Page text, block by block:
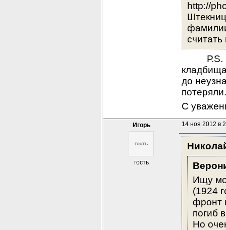
http://
Р.S.
до
С
Игорь
гость
14 ноя 2012 в
Ищу
(1924
фронт
погиб
Но